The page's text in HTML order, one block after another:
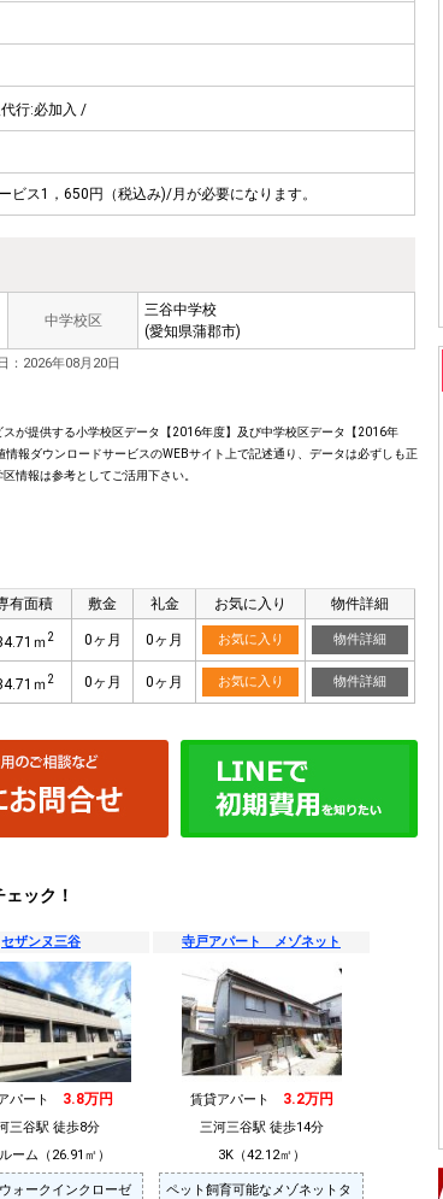
行:必加入 /
ス1，650円（税込み)/月が必要になります。
中学校区
三谷中学校
(愛知県蒲郡市)
：2026年08月20日
が提供する小学校区データ【2016年度】及び中学校区データ【2016年
報ダウンロードサービスのWEBサイト上で記述通り、データは必ずしも正
情報は参考としてご活用下さい。
有面積 敷金 礼金 お気に入り 物件詳細
ｍ2 0ヶ月 0ヶ月 お気に入り 物件詳細
ｍ2 0ヶ月 0ヶ月 お気に入り 物件詳細
ック！
セザンヌ三谷
パート 3.8万円
三谷駅 徒歩8分
ーム（26.91㎡）
ォークインクローゼ
寺戸アパート メゾネット
賃貸アパート 3.2万円
三河三谷駅 徒歩14分
3K（42.12㎡）
ペット飼育可能なメゾネットタ